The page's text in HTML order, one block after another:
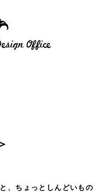
、ちょっとしんどいもの